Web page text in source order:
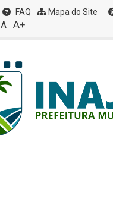
FAQ Mapa do Site
A A+